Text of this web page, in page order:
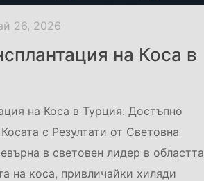
26, 2026
на Коса в
на Коса в Турция: Достъпно
с Резултати от Световна
в световен лидер в областта
на коса, привличайки хиляди